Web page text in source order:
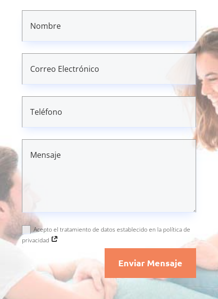
Acepto el tratamiento de datos establecido en la política de
privacidad
Enviar Mensaje